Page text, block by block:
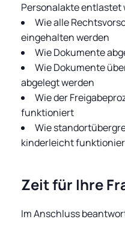
Personalakte entlastet
Wie alle
eingehalten werden
Wie Dokumente
Wie Dokumente
abgelegt werden
Wie der
funktioniert
Wie
kinderleicht
Zeit für Ihre
Im Anschluss